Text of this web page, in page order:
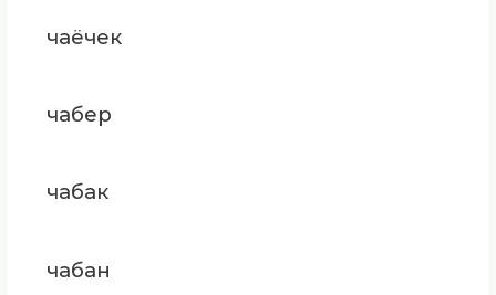
чаёчек
чабер
чабак
чабан